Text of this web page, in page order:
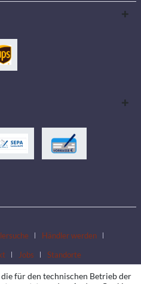
Händler werden
Jobs Standorte
für den technischen Betrieb der